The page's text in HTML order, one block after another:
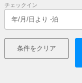
チェックイン
年/月/日より -泊
条件をクリア